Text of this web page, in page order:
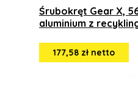
Śrubokręt Gear X,
aluminium z
177,58 zł netto